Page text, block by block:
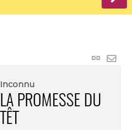
Lien
Inconnu
LA PROMESSE DU
TÊT